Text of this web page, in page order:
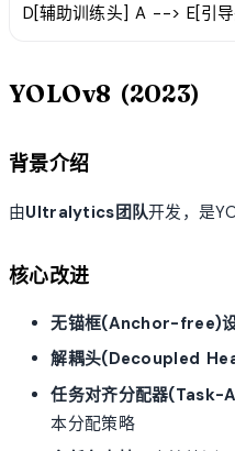
D[辅助训练头] A --> E[引
YOLOv8 (2023)
背景介绍
由Ultralytics团队开发，是
核心改进
无锚框(Anchor-free)
解耦头(Decoupled
任务对齐分配器
本分配策略